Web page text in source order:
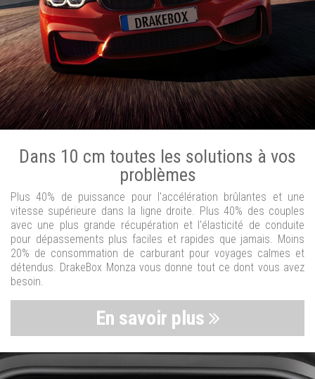
Dans 10 cm toutes les solutions à vos
problèmes
Plus 40% de puissance pour l'accélération brûlantes et une
vitesse supérieure dans la ligne droite. Plus 40% des couples
avec une plus grande récupération et l'élasticité de conduite
pour dépassements plus faciles et rapides que jamais. Moins
20% de consommation de carburant pour voyages calmes et
détendus. DrakeBox Monza vous donne tout ce dont vous avez
besoin.
En savoir plus